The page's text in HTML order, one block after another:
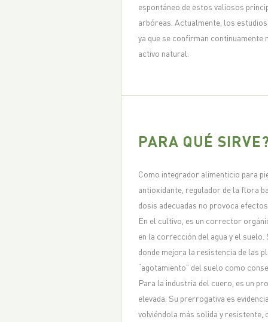
espontáneo de estos valiosos
arbóreas. Actualmente, los
ya que se confirman
activo natural.
PARA QUÉ
Como integrador alimenticio para
antioxidante, regulador de la flora
dosis adecuadas no provoca
En el cultivo, es un corrector
en la corrección del agua y el
donde mejora la resistencia de las
“agotamiento” del suelo como
Para la industria del cuero, es un
elevada. Su prerrogativa es
volviéndola más solida y resistente,